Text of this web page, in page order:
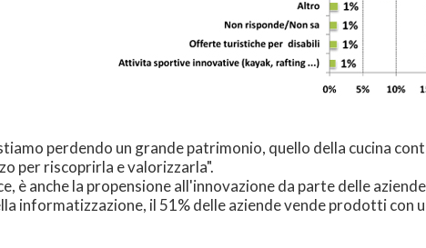
perdendo un grande patrimonio, quello della cucina
per riscoprirla e valorizzarla".
è anche la propensione all'innovazione da parte delle
informatizzazione, il 51% delle aziende vende prodotti con